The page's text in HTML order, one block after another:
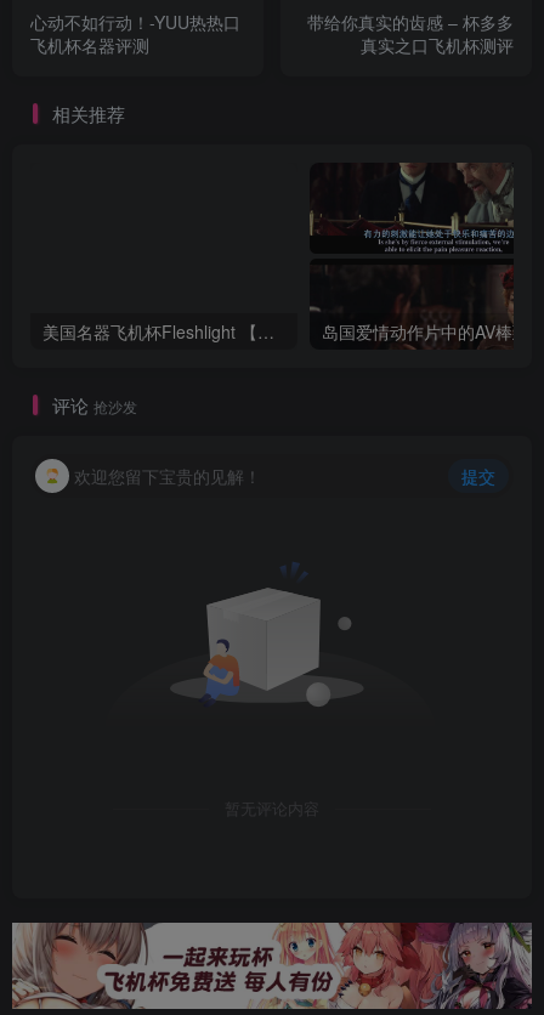
心动不如行动！-YUU热热口
飞机杯名器评测
带给你真实的齿感 – 杯多多
真实之口飞机杯测评
相关推荐
美国名器飞机杯Fleshlight 【Quickshot-Vantage 双头飞机杯】完全评测
评论 抢沙发
欢迎您留下宝贵的见解！ 提交
暂无评论内容